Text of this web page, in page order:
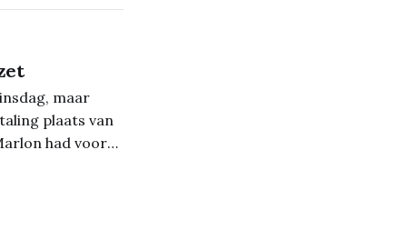
maar
plaats van
had voor